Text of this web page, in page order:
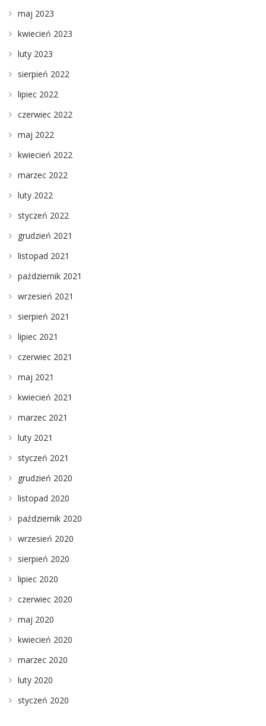
maj 2023
kwiecień 2023
luty 2023
sierpień 2022
lipiec 2022
czerwiec 2022
maj 2022
kwiecień 2022
marzec 2022
luty 2022
styczeń 2022
grudzień 2021
listopad 2021
październik 2021
wrzesień 2021
sierpień 2021
lipiec 2021
czerwiec 2021
maj 2021
kwiecień 2021
marzec 2021
luty 2021
styczeń 2021
grudzień 2020
listopad 2020
październik 2020
wrzesień 2020
sierpień 2020
lipiec 2020
czerwiec 2020
maj 2020
kwiecień 2020
marzec 2020
luty 2020
styczeń 2020